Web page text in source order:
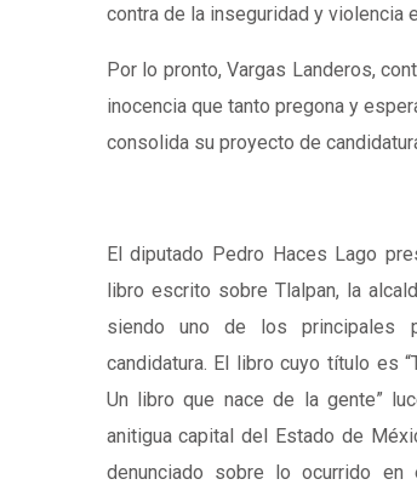
contra de la inseguridad y violencia
Por lo pronto, Vargas Landeros,
inocencia que tanto pregona y
consolida su proyecto de
El diputado Pedro Haces Lago
libro escrito sobre Tlalpan, la
siendo uno de los principales
candidatura. El libro cuyo título es
Un libro que nace de la gente”
anitigua capital del Estado de
denunciado sobre lo ocurrido